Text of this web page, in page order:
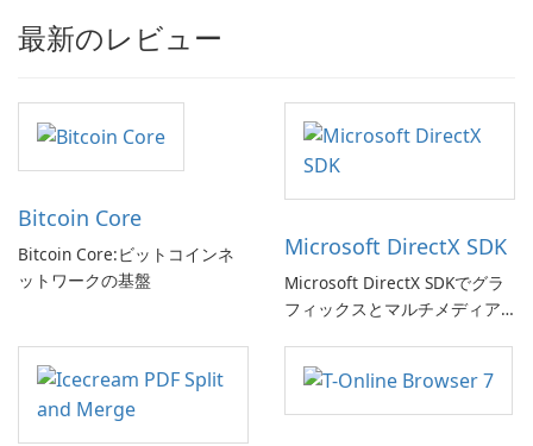
最新のレビュー
Bitcoin Core
Bitcoin Core:ビットコインネ
ットワークの基盤
Microsoft DirectX SDK
Microsoft DirectX SDKでグラ
フィックスとマルチメディア